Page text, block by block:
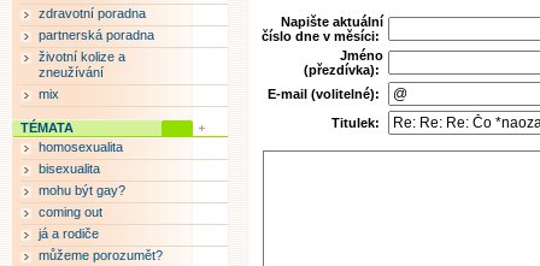
Napište aktuální
číslo dne v měsíci:
Jméno
(přezdívka):
E-mail (volitelné):
Titulek:
zdravotní poradna
partnerská poradna
životní kolize a
zneužívání
mix
TÉMATA
homosexualita
bisexualita
mohu být gay?
coming out
já a rodiče
můžeme porozumět?